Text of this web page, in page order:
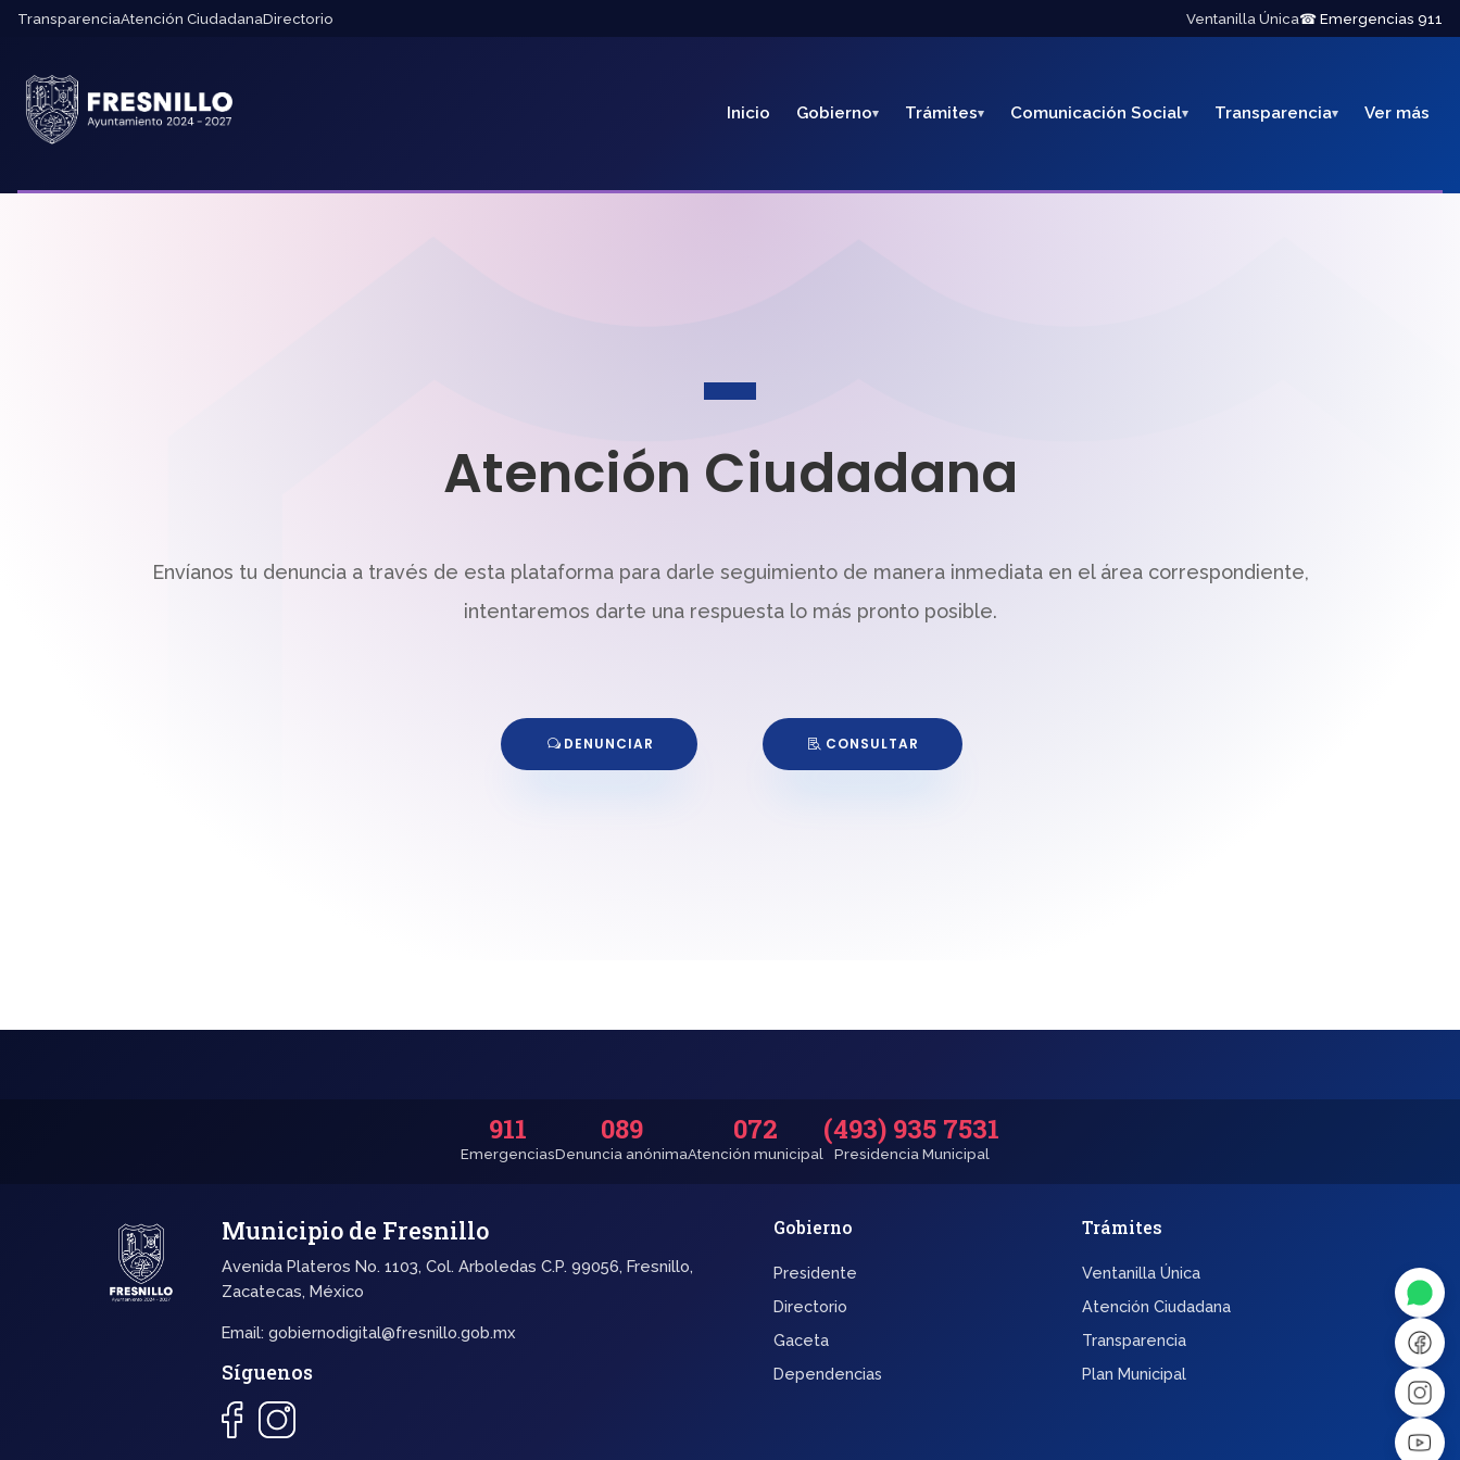
TransparenciaAtención CiudadanaDirectorio Ventanilla Única☎ Emergencias 911
Inicio Gobierno Trámites Comunicación Social Transparencia Ver más
Atención Ciudadana
Envíanos tu denuncia a través de esta plataforma para darle seguimiento de manera inmediata en el área correspondiente,
intentaremos darte una respuesta lo más pronto posible.
DENUNCIAR CONSULTAR
911
Emergencias
089
Denuncia anónima
072
Atención municipal
(493) 935 7531
Presidencia Municipal
Municipio de Fresnillo
Avenida Plateros No. 1103, Col. Arboledas C.P. 99056, Fresnillo,
Zacatecas, México
Email:gobiernodigital@fresnillo.gob.mx
Síguenos
Gobierno
Presidente
Directorio
Gaceta
Dependencias
Trámites
Ventanilla Única
Atención Ciudadana
Transparencia
Plan Municipal
↔
Dx